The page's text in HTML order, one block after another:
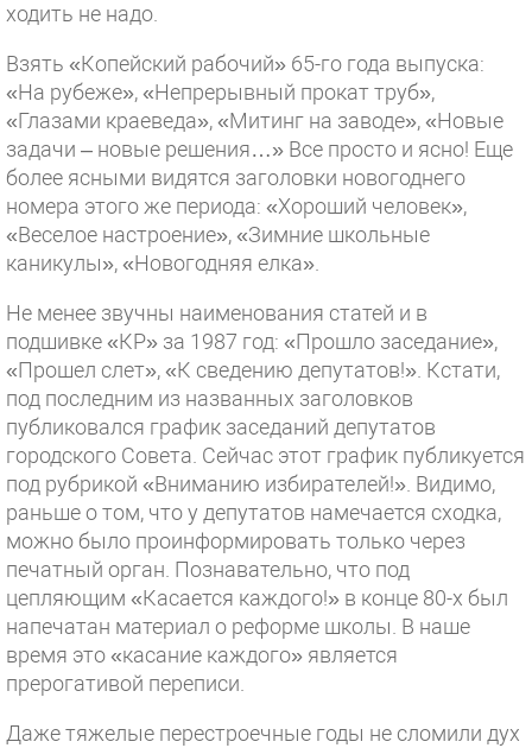
ходить не надо.
Взять «Копейский рабочий» 65-го года выпуска:
«На рубеже», «Непрерывный прокат труб»,
«Глазами краеведа», «Митинг на заводе», «Новые
задачи – новые решения…» Все просто и ясно! Еще
более ясными видятся заголовки новогоднего
номера этого же периода: «Хороший человек»,
«Веселое настроение», «Зимние школьные
каникулы», «Новогодняя елка».
Не менее звучны наименования статей и в
подшивке «КР» за 1987 год: «Прошло заседание»,
«Прошел слет», «К сведению депутатов!». Кстати,
под последним из названных заголовков
публиковался график заседаний депутатов
городского Совета. Сейчас этот график публикуется
под рубрикой «Вниманию избирателей!». Видимо,
раньше о том, что у депутатов намечается сходка,
можно было проинформировать только через
печатный орган. Познавательно, что под
цепляющим «Касается каждого!» в конце 80-х был
напечатан материал о реформе школы. В наше
время это «касание каждого» является
прерогативой переписи.
Даже тяжелые перестроечные годы не сломили дух